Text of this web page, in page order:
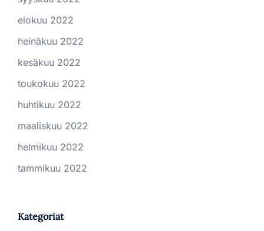
elokuu 2022
heinäkuu 2022
kesäkuu 2022
toukokuu 2022
huhtikuu 2022
maaliskuu 2022
helmikuu 2022
tammikuu 2022
Kategoriat